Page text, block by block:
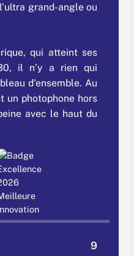
grand-angle ou
qui atteint ses
il n’y a rien qui
d'ensemble. Au
un photophone hors
avec le haut du
9